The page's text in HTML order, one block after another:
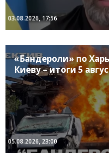
03.08.2026, 17:56
«Бандероли» по
Киеву – итоги 5
05.08.2026, 23:00